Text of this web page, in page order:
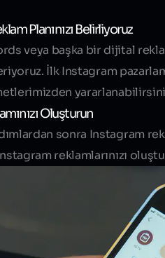
Planınızı Belirliyoruz
veya başka bir dijital
İlk Instagram
Oluşturun
sonra Instagram
reklamlarınızı